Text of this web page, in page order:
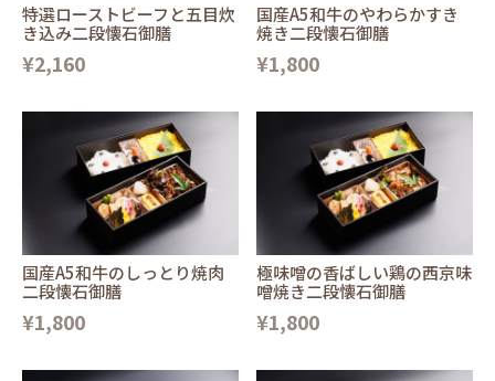
特選ローストビーフと五目炊
き込み二段懐石御膳
¥2,160
国産A5和牛のやわらかすき
焼き二段懐石御膳
¥1,800
国産A5和牛のしっとり焼肉
二段懐石御膳
¥1,800
極味噌の香ばしい鶏の西京味
噌焼き二段懐石御膳
¥1,800